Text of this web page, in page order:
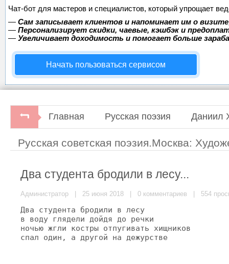
Чат-бот для мастеров и специалистов, который упрощает
— Сам записывает клиентов и напоминает им о
— Персонализирует скидки, чаевые, кэшбэк и
— Увеличивает доходимость и помогает больше
Начать пользоваться сервисом
Главная Русская поэзия Даниил
Русская советская поэзия.Москва:
Два студента бродили в лесу...
Администратор | 25 июня 2018 | 0 комментариев | 554
Два студента бродили в лесу
в воду глядели дойдя до речки
ночью жгли костры отпугивать хищников
спал один, а другой на дежурстве